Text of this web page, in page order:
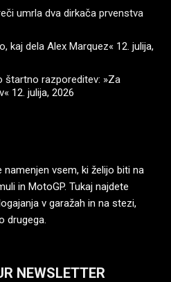
umrla dva dirkača prvenstva
kaj dela Alex Marquez« 12. julija,
štartno razporeditev: »Za
12. julija, 2026
vsem, ki želijo biti na
in MotoGP. Tukaj najdete
v garažah in na stezi,
drugega.
NEWSLETTER